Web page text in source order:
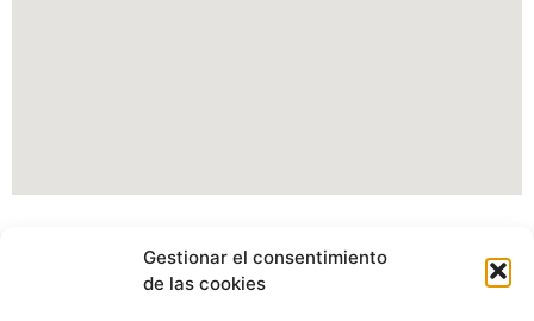
Gestionar el consentimiento
de las cookies
Información Portal web Ayuntamiento de